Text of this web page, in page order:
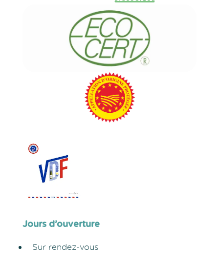
Jours d’ouverture
Sur rendez-vous